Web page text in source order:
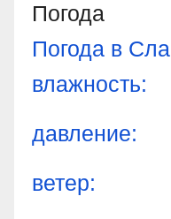
Погода
Погода в
влажность:
давление:
ветер: